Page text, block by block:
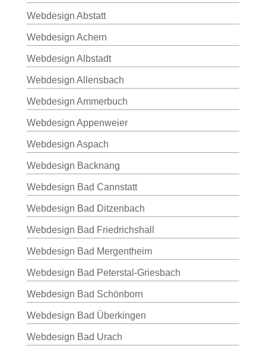
Webdesign Abstatt
Webdesign Achern
Webdesign Albstadt
Webdesign Allensbach
Webdesign Ammerbuch
Webdesign Appenweier
Webdesign Aspach
Webdesign Backnang
Webdesign Bad Cannstatt
Webdesign Bad Ditzenbach
Webdesign Bad Friedrichshall
Webdesign Bad Mergentheim
Webdesign Bad Peterstal-Griesbach
Webdesign Bad Schönborn
Webdesign Bad Überkingen
Webdesign Bad Urach